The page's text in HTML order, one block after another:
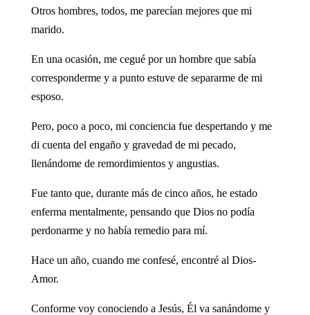
Otros hombres, todos, me parecían mejores que mi
marido.
En una ocasión, me cegué por un hombre que sabía
corresponderme y a punto estuve de separarme de mi
esposo.
Pero, poco a poco, mi conciencia fue despertando y me
di cuenta del engaño y gravedad de mi pecado,
llenándome de remordimientos y angustias.
Fue tanto que, durante más de cinco años, he estado
enferma mentalmente, pensando que Dios no podía
perdonarme y no había remedio para mí.
Hace un año, cuando me confesé, encontré al Dios-
Amor.
Conforme voy conociendo a Jesús, Él va sanándome y